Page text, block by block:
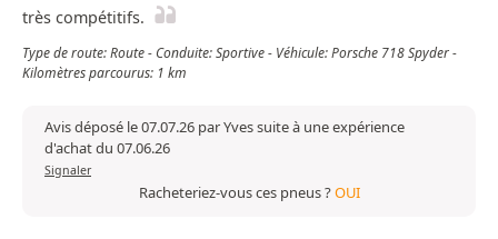
très compétitifs.
Type de route: Route - Conduite: Sportive - Véhicule: Porsche 718 Spyder -
Kilomètres parcourus: 1 km
Avis déposé le 07.07.26 par Yves suite à une expérience
d'achat du 07.06.26
Signaler
Racheteriez-vous ces pneus ?OUI